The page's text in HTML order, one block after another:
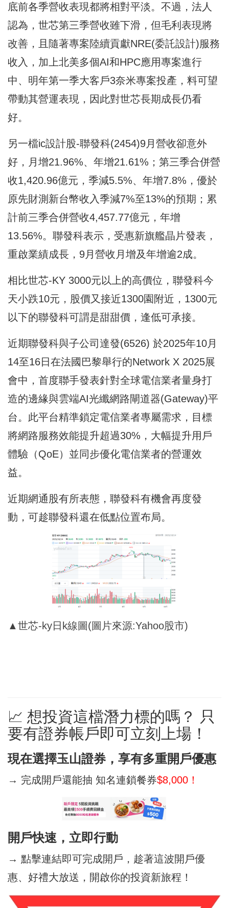
底前各季營收表現都將相對平淡。不過，法人
認為，世芯第三季營收雖下滑，但毛利表現將
改善，且隨著專案陸續貢獻NRE(委託設計)服務
收入，加上北美多個AI和HPC應用專案進行
中、明年第一季大客戶3奈米專案投產，料可望
帶動其營運表現，因此對世芯長期成長仍看
好。
另一檔ic設計股-聯發科(2454)9月營收卻意外
好，月增21.96%、年增21.61%；第三季合併營
收1,420.96億元，季減5.5%、年增7.8%，優於
原先財測新台幣收入季減7%至13%的預期；累
計前三季合併營收4,457.77億元，年增
13.56%。聯發科表示，受惠新旗艦晶片發表，
重啟業績成長，9月營收月增及年增逾2成。
相比世芯-KY 3000元以上的高價位，聯發科今
天小跌10元，股價又接近1300園附近，1300元
以下的聯發科可謂是甜甜價，逢低可承接。
近期聯發科與子公司達發(6526) 於2025年10月
14至16日在法國巴黎舉行的Network X 2025展
會中，首度聯手發表針對全球電信業者量身打
造的邊緣與雲端AI光纖網路閘道器(Gateway)平
台。此平台精準鎖定電信業者專屬需求，目標
將網路服務效能提升超過30%，大幅提升用戶
體驗（QoE）並同步優化電信業者的營運效
益。
近期網通股有所表態，聯發科有機會再度發
動，可趁聯發科還在低點位置布局。
▲世芯-ky日k線圖(圖片來源:Yahoo股市)
📈 想投資這檔潛力標的嗎？ 只
要有證券帳戶即可立刻上場！
現在選擇玉山證券，享有多重開戶優惠
→ 完成開戶還能抽 知名連鎖餐券$8,000！
開戶快速，立即行動
→ 點擊連結即可完成開戶，趁著這波開戶優
惠、好禮大放送，開啟你的投資新旅程！